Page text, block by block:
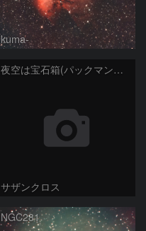
kuma-
夜空は宝石箱(パックマン星雲 NGC281) Seestar50
サザンクロス
NGC281